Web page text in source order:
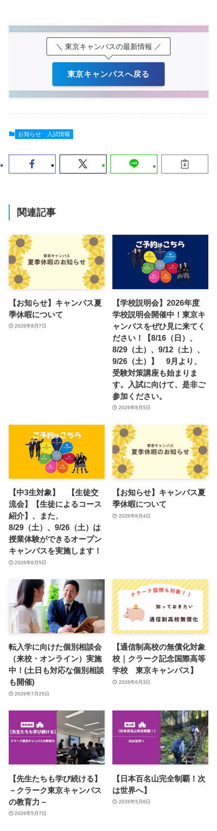
＼ 東京キャンパスの最新情報 ／
東京キャンパスへ戻る
お知らせ 入試情報
関連記事
【お知らせ】キャンパス夏
季休暇について
2026年8月7日
【学校説明会】2026年度
学校説明会開催中！東京キ
ャンパスをぜひ見に来てく
ださい！【8/16（日）、
8/29（土）、9/12（土）、
9/26（土）】 9月より、
受験対策講座も始まりま
す。入試に向けて、是非ご
参加ください。
2026年8月5日
【中3生対象】 【生徒交
流会】【生徒によるコース
紹介】、また、
8/29（土）、9/26（土）は
授業体験ができるオープン
キャンパスを実施します！
2026年8月5日
【お知らせ】キャンパス夏
季休暇について
2026年8月4日
転入学に向けた個別相談会
（来校・オンライン）実施
中！(土日も対応な個別相談
も開催)
2026年7月25日
【通信制高校の無償化対象
校｜クラーク記念国際高等
学校 東京キャンパス】
2026年6月3日
【先生たちも学び続ける】
－クラーク東京キャンパス
の教育力－
2026年5月7日
【日本百名山完全制覇！次
は世界へ】
2026年5月6日